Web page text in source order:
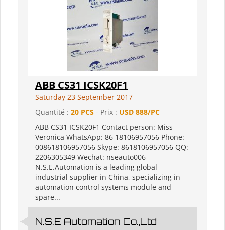
ABB CS31 ICSK20F1
Saturday 23 September 2017
Quantité : 20 PCS - Prix : USD 888/PC
ABB CS31 ICSK20F1 Contact person: Miss
Veronica WhatsApp: 86 18106957056 Phone:
008618106957056 Skype: 8618106957056 QQ:
2206305349 Wechat: nseauto006
N.S.E.Automation is a leading global
industrial supplier in China, specializing in
automation control systems module and
spare...
N.S.E Automation Co.,Ltd